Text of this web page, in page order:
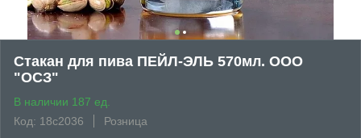
Стакан для пива ПЕЙЛ-ЭЛЬ 570мл. ООО
"ОСЗ"
В наличии 187 ед.
Код: 18с2036
Розница